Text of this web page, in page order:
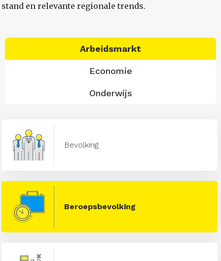
stand en relevante regionale trends.
Arbeidsmarkt
Economie
Onderwijs
Bevolking
Beroepsbevolking